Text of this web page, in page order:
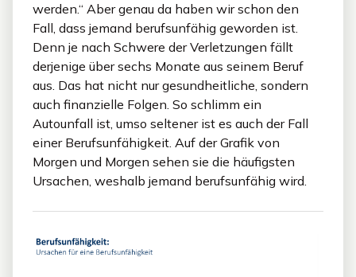
werden.“ Aber genau da haben wir schon den
Fall, dass jemand berufsunfähig geworden ist.
Denn je nach Schwere der Verletzungen fällt
derjenige über sechs Monate aus seinem Beruf
aus. Das hat nicht nur gesundheitliche, sondern
auch finanzielle Folgen. So schlimm ein
Autounfall ist, umso seltener ist es auch der Fall
einer Berufsunfähigkeit. Auf der Grafik von
Morgen und Morgen sehen sie die häufigsten
Ursachen, weshalb jemand berufsunfähig wird.